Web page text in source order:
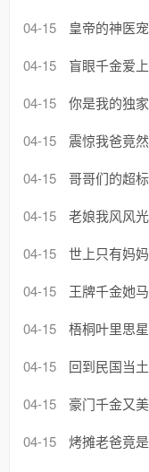
04-15
皇帝的神医宠
04-15
盲眼千金爱上
04-15
你是我的独
04-15
震惊我爸竟
04-15
哥哥们的超
04-15
老娘我风风
04-15
世上只有妈妈
04-15
王牌千金她
04-15
梧桐叶里思星
04-15
回到民国当土
04-15
豪门千金又
04-15
烤摊老爸竟